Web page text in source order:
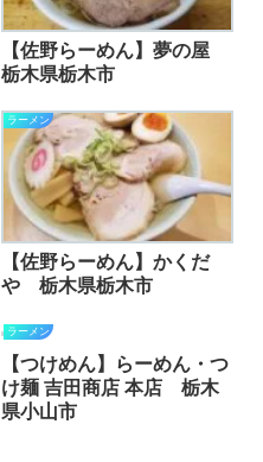
【佐野らーめん】夢の屋
栃木県栃木市
ラーメン
【佐野らーめん】かくだ
や 栃木県栃木市
ラーメン
【つけめん】らーめん・つ
け麺 吉田商店 本店 栃木
県小山市